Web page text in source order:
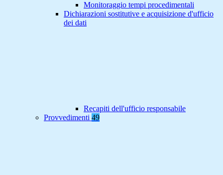
Monitoraggio tempi procedimentali
Dichiarazioni sostitutive e acquisizione d'ufficio
dei dati
Recapiti dell'ufficio responsabile
Provvedimenti 49